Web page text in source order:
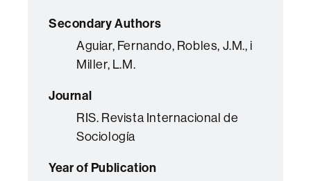
Secondary Authors
Aguiar, Fernando, Robles, J.M., i
Miller, L.M.
Journal
RIS. Revista Internacional de
Sociología
Year of Publication